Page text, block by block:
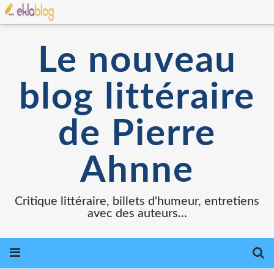
Le nouveau
blog littéraire
de Pierre
Ahnne
Critique littéraire, billets d'humeur, entretiens
avec des auteurs...